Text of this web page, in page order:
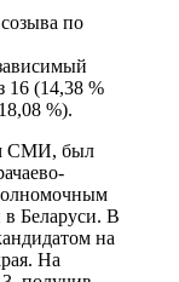
по
16 (14,38 %
%).
СМИ, был
в Беларуси. В
на
На